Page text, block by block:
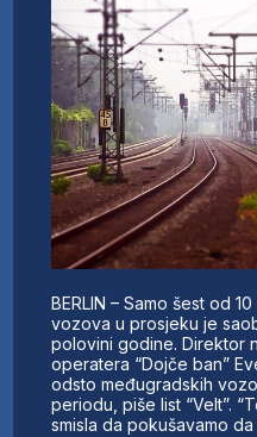
BERLIN – Samo šest od
vozova u prosjeku je
polovini godine. Direktor
operatera “Dojče ban”
odsto međugradskih
periodu, piše list “Velt”.
smisla da pokušavamo